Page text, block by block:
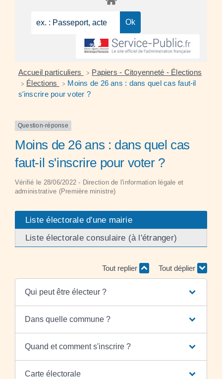
Accueil particuliers > Papiers - Citoyenneté - Élections
> Élections > Moins de 26 ans : dans quel cas faut-il
s'inscrire pour voter ?
Question-réponse
Moins de 26 ans : dans quel cas
faut-il s'inscrire pour voter ?
Vérifié le 28/06/2022 - Direction de l'information légale et
administrative (Première ministre)
Liste électorale d'une mairie
Liste électorale consulaire (à l'étranger)
Tout replier Tout déplier
Qui peut être électeur ?
Dans quelle commune ?
Quand et comment s'inscrire ?
Carte électorale